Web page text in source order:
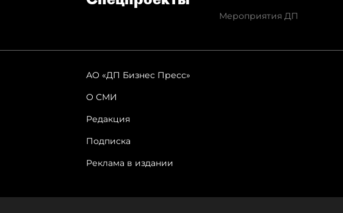
Мероприятия ДП
АО «ДП Бизнес Пресс»
О СМИ
Редакция
Подписка
Реклама в издании